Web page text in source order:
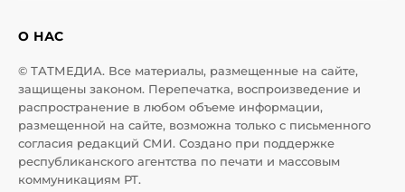
О НАС
© ТАТМЕДИА. Все материалы, размещенные на сайте,
защищены законом. Перепечатка, воспроизведение и
распространение в любом объеме информации,
размещенной на сайте, возможна только с письменного
согласия редакций СМИ. Создано при поддержке
республиканского агентства по печати и массовым
коммуникациям РТ.